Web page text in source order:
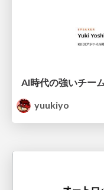
AI時代の強いチー
yuukiyo